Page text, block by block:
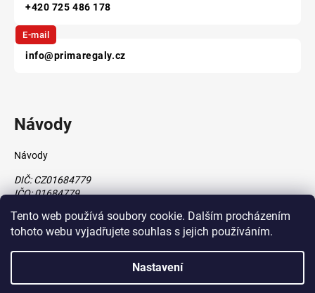
Tento web používá soubory cookie. Dalším procházením
tohoto webu vyjadřujete souhlas s jejich používáním.
Nastavení
+420 725 486 178
E-mail
info@primaregaly.cz
Návody
Návody
DIČ: CZ01684779
IČO: 01684779
Vytvořil Shoptet
vytvořilŠtefan Mazáň